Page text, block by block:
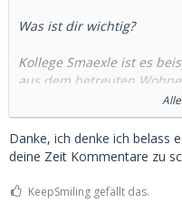
Was ist dir wichtig?
Kollege Smaexle ist es
aus dem betreuten
Mir ist es wichtig, dass
Mir ist es wurscht ob sie
Danke, ich denke ich belass
deine Zeit Kommentare zu
KeepSmiling gefällt das.